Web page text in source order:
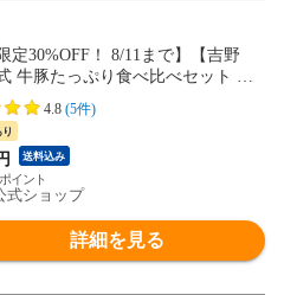
定30%OFF！ 8/11まで】【吉野
牛豚たっぷり食べ比べセット 各1
24袋セット 送料込み【冷凍】牛丼
お昼ごはん ギフト・仕送りに
4.8 (5件)
送料込み
式ショップ
詳細を見る